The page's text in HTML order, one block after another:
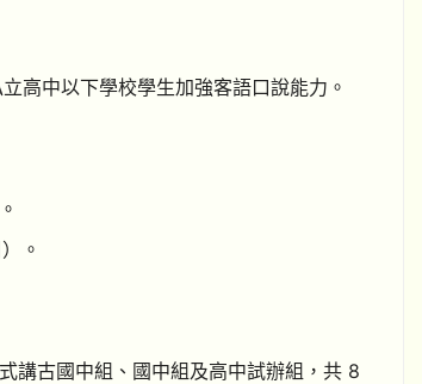
高中以下學校學生加強客語口說能力。
。
講古國中組、國中組及高中試辦組，共 8